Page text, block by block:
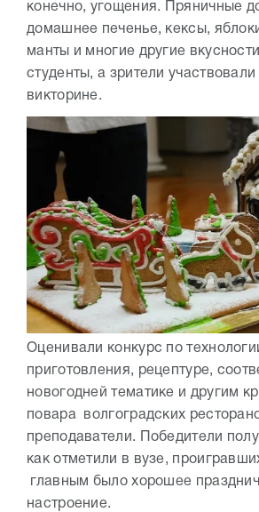
конечно, угощения. Пряничные
домашнее печенье, кексы,
манты и многие другие
студенты, а зрители участвовали
викторине.
Оценивали конкурс по
приготовления, рецептуре,
новогодней тематике и другим
повара волгоградских
преподаватели. Победители
как отметили в вузе,
главным было хорошее
настроение.